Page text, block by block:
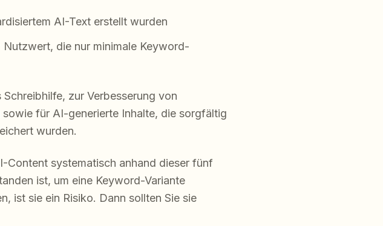
AI-Text erstellt wurden
die nur minimale Keyword-
zur Verbesserung von
für AI-generierte Inhalte, die sorgfältig
wurden.
Content systematisch anhand dieser fünf
ist, um eine Keyword-Variante
ist sie ein Risiko. Dann sollten Sie sie